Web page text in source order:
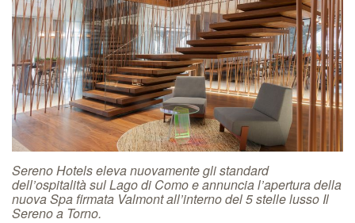
Sereno Hotels eleva nuovamente gli standard
dell’ospitalità sul Lago di Como e annuncia l’apertura della
nuova Spa firmata Valmont all’interno del 5 stelle lusso Il
Sereno a Torno.